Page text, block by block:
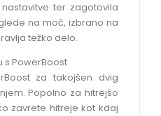
ter zagotovila
na moč, izbrano na
težko delo.
s PowerBoost
za takojšen dvig
Popolno za hitrejšo
zavrete hitreje kot kdaj